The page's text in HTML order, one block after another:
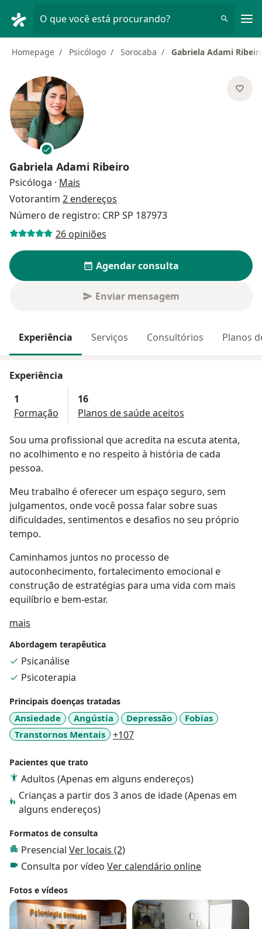
O que você está procurando?
Homepage Psicólogo Sorocaba Gabriela Adami
Gabriela Adami Ribeiro
Psicóloga · Mais
Votorantim 2 endereços
Número de registro: CRP SP 187973
26 opiniões
Agendar consulta
Enviar mensagem
Experiência Serviços Consultórios Planos
Experiência
1
Formação
16
Planos de saúde aceitos
Sou uma profissional que acredita na escuta atenta,
no acolhimento e no respeito à história de cada
pessoa.
Meu trabalho é oferecer um espaço seguro, sem
julgamentos, onde você possa falar sobre suas
dificuldades, sentimentos e desafios no seu próprio
tempo.
Caminhamos juntos no processo de
autoconhecimento, fortalecimento emocional e
construção de estratégias para uma vida com mais
equilíbrio e bem-estar.
mais
Abordagem terapêutica
Psicanálise
Psicoterapia
Principais doenças tratadas
Ansiedade Angústia Depressão
Fobias
Transtornos Mentais
+107a11y_sr_more_diseases
Pacientes que trato
Adultos (Apenas em alguns endereços)
Crianças a partir dos 3 anos de idade (Apenas em
alguns endereços)
Formatos de consulta
Presencial Ver locais (2)
Consulta por vídeo Ver calendário online
Fotos e vídeos